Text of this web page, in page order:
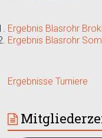
Ergebnis Blasrohr
Ergebnis Blasrohr
Ergebnisse Turniere